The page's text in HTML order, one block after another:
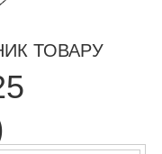
ТОВАРУ